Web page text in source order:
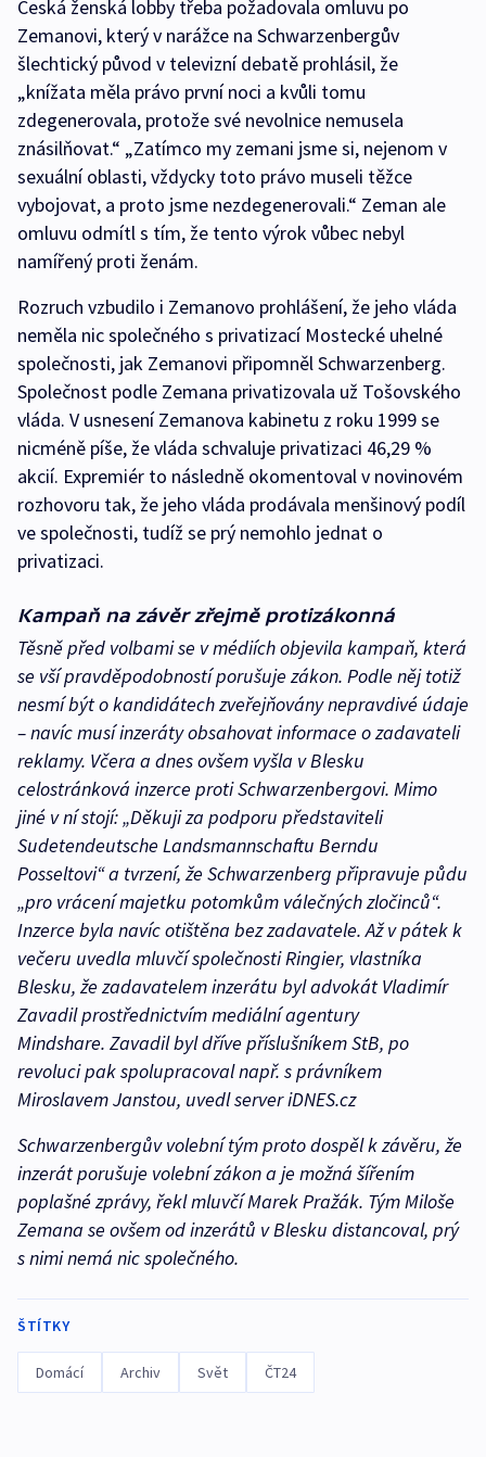
Česká ženská lobby třeba požadovala omluvu po
Zemanovi, který v narážce na Schwarzenbergův
šlechtický původ v televizní debatě prohlásil, že
„knížata měla právo první noci a kvůli tomu
zdegenerovala, protože své nevolnice nemusela
znásilňovat.“ „Zatímco my zemani jsme si, nejenom v
sexuální oblasti, vždycky toto právo museli těžce
vybojovat, a proto jsme nezdegenerovali.“ Zeman ale
omluvu odmítl s tím, že tento výrok vůbec nebyl
namířený proti ženám.
Rozruch vzbudilo i Zemanovo prohlášení, že jeho vláda
neměla nic společného s privatizací Mostecké uhelné
společnosti, jak Zemanovi připomněl Schwarzenberg.
Společnost podle Zemana privatizovala už Tošovského
vláda. V usnesení Zemanova kabinetu z roku 1999 se
nicméně píše, že vláda schvaluje privatizaci 46,29 %
akcií. Expremiér to následně okomentoval v novinovém
rozhovoru tak, že jeho vláda prodávala menšinový podíl
ve společnosti, tudíž se prý nemohlo jednat o
privatizaci.
Kampaň na závěr zřejmě protizákonná
Těsně před volbami se v médiích objevila kampaň, která
se vší pravděpodobností porušuje zákon. Podle něj totiž
nesmí být o kandidátech zveřejňovány nepravdivé údaje
– navíc musí inzeráty obsahovat informace o zadavateli
reklamy. Včera a dnes ovšem vyšla v Blesku
celostránková inzerce proti Schwarzenbergovi. Mimo
jiné v ní stojí: „Děkuji za podporu představiteli
Sudetendeutsche Landsmannschaftu Berndu
Posseltovi“ a tvrzení, že Schwarzenberg připravuje půdu
„pro vrácení majetku potomkům válečných zločinců“.
Inzerce byla navíc otištěna bez zadavatele. Až v pátek k
večeru uvedla mluvčí společnosti Ringier, vlastníka
Blesku, že zadavatelem inzerátu byl advokát Vladimír
Zavadil prostřednictvím mediální agentury
Mindshare. Zavadil byl dříve příslušníkem StB, po
revoluci pak spolupracoval např. s právníkem
Miroslavem Janstou, uvedl server iDNES.cz
Schwarzenbergův volební tým proto dospěl k závěru, že
inzerát porušuje volební zákon a je možná šířením
poplašné zprávy, řekl mluvčí Marek Pražák. Tým Miloše
Zemana se ovšem od inzerátů v Blesku distancoval, prý
s nimi nemá nic společného.
ŠTÍTKY
Domácí Archiv Svět ČT24